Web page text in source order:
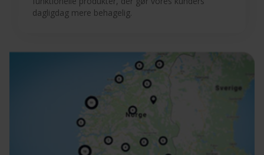
dagligdag mere behagelig.